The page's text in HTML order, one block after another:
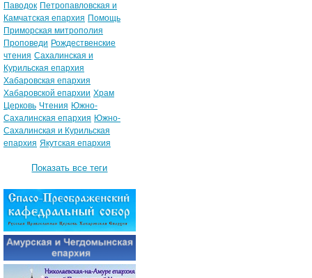
Паводок Петропавловская и
Камчатская епархия Помощь
Приморская митрополия
Проповеди Рождественские
чтения Сахалинская и
Курильская епархия
Хабаровская епархия
Хабаровской епархии Храм
Церковь Чтения Южно-
Сахалинская епархия Южно-
Сахалинская и Курильская
епархия Якутская епархия
Показать все теги